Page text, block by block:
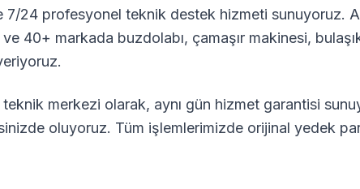
7/24 profesyonel teknik destek hizmeti sunuyoruz.
40+ markada buzdolabı, çamaşır makinesi,
merkezi olarak, aynı gün hizmet garantisi
oluyoruz. Tüm işlemlerimizde orijinal yedek